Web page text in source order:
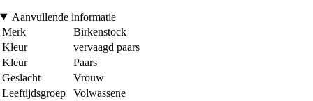
Aanvullende informatie
Merk
Birkenstock
Kleur
vervaagd paars
Kleur
Paars
Geslacht
Vrouw
Leeftijdsgroep
Volwassene